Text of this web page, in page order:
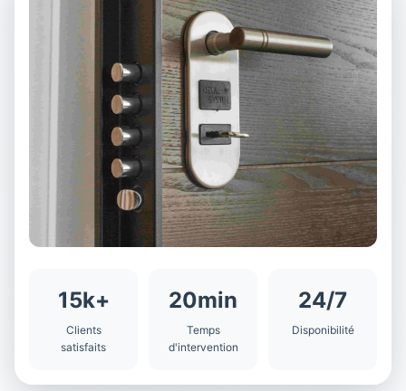
15k+
Clients
satisfaits
20min
Temps
d'intervention
24/7
Disponibilité